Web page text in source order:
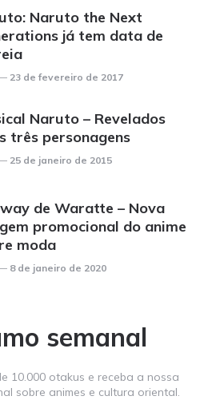
Naruto the Next
já tem data de
23 de fevereiro de 2017
Naruto – Revelados
três personagens
25 de janeiro de 2015
de Waratte – Nova
promocional do anime
moda
8 de janeiro de 2020
semanal
10.000 otakus e receba a nossa
sobre animes e cultura oriental.